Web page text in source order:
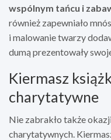
wspólnym tańcu i
również zapewniało
i malowanie twarzy
dumą prezentowały
Kiermasz
charytatywne
Nie zabrakło także
charytatywnych.